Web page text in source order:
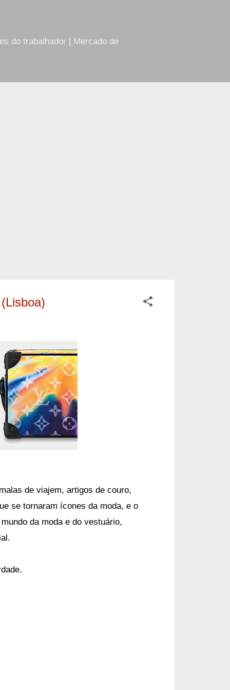
do trabalhador | Mercado de
de viajem, artigos de couro,
se tornaram ícones da moda, e o
da moda e do vestuário,